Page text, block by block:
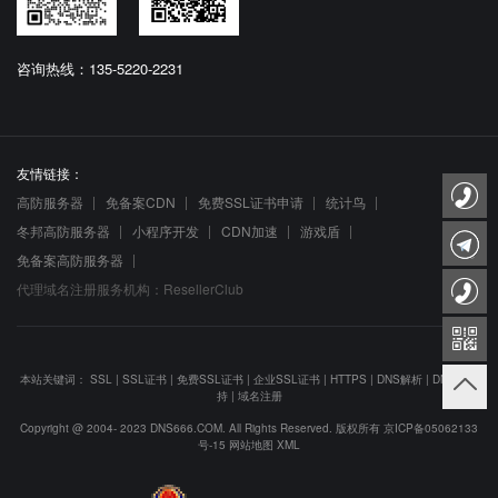
咨询热线：135-5220-2231
友情链接：
高防服务器
免备案CDN 免费SSL证书申请
统计鸟
冬邦高防服务器
小程序开发 CDN加速
游戏盾
免备案高防服务器
代理域名注册服务机构：ResellerClub
本站关键词： SSL | SSL证书 | 免费SSL证书 | 企业SSL证书 | HTTPS | DNS解析 | DNS防劫
持| 域名注册
Copyright @ 2004- 2023 DNS666.COM. All Rights Reserved. 版权所有 京ICP备05062133
号-15 网站地图 XML